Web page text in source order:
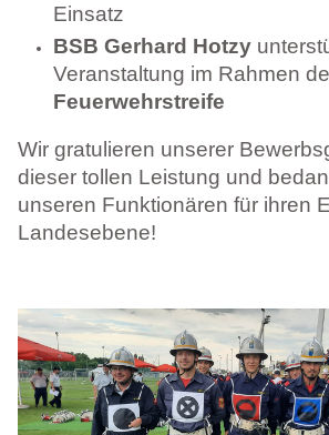
Einsatz
BSB Gerhard Hotzy
Veranstaltung im Rahmen
Feuerwehrstreife
Wir gratulieren unserer
dieser tollen Leistung und
unseren Funktionären für ihren
Landesebene!